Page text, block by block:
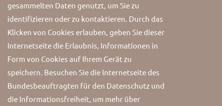
gesammelten Daten genutzt, um Sie zu
identifizieren oder zu kontaktieren. Durch das
Klicken von Cookies erlauben, geben Sie dieser
Internetseite die Erlaubnis, Informationen in
Form von Cookies auf Ihrem Gerät zu
speichern. Besuchen Sie die Internetseite des
Bundesbeauftragten für den Datenschutz und
die Informationsfreiheit, um mehr über